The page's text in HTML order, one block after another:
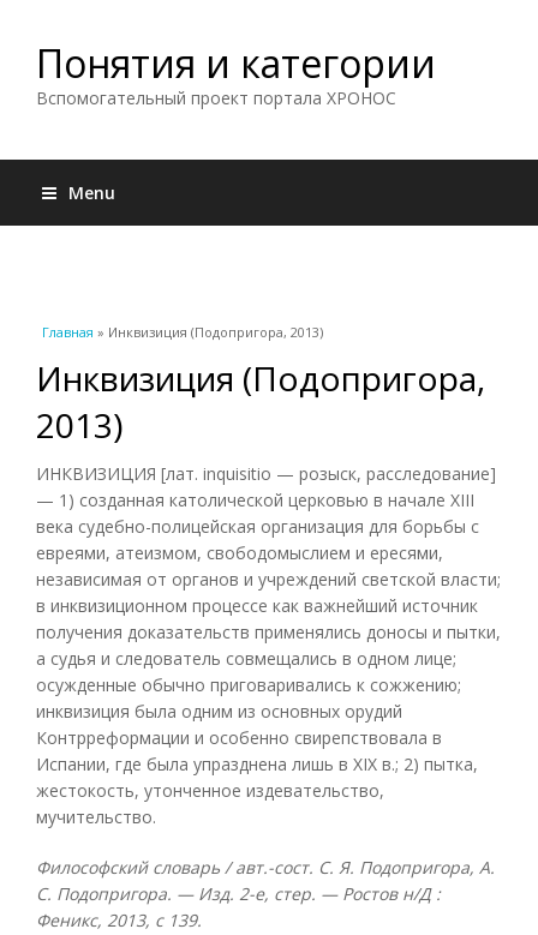
Понятия и категории
Вспомогательный проект портала ХРОНОС
Menu
Вы здесь
Главная » Инквизиция (Подопригора, 2013)
Инквизиция (Подопригора,
2013)
ИНКВИЗИЦИЯ [лат. inquisitio — розыск, расследование]
— 1) созданная католической церковью в начале XIII
века судебно-полицейская организация для борьбы с
евреями, атеизмом, свободомыслием и ересями,
независимая от органов и учреждений светской власти;
в инквизиционном процессе как важнейший источник
получения доказательств применялись доносы и пытки,
а судья и следователь совмещались в одном лице;
осужденные обычно приговаривались к сожжению;
инквизиция была одним из основных орудий
Контрреформации и особенно свирепствовала в
Испании, где была упразднена лишь в XIX в.; 2) пытка,
жестокость, утонченное издевательство,
мучительство.
Философский словарь / авт.-сост. С. Я. Подопригора, А.
С. Подопригора. — Изд. 2-е, стер. — Ростов н/Д :
Феникс, 2013, с 139.